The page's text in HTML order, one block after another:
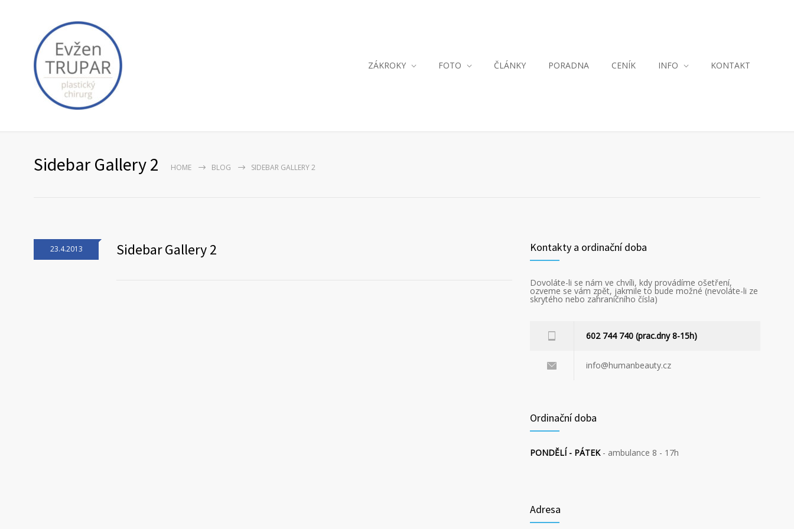
ZÁKROKY FOTO ČLÁNKY PORADNA CENÍK INFO KONTAKT
Sidebar Gallery 2 HOME BLOG SIDEBAR GALLERY 2
23.4.2013 Sidebar Gallery 2 Kontakty a ordinační doba
Dovoláte-li se nám ve chvíli, kdy provádíme ošetření,
ozveme se vám zpět, jakmile to bude možné (nevoláte-li ze
skrytého nebo zahraničního čísla)
602 744 740 (prac.dny 8-15h)
info@humanbeauty.cz
Ordinační doba
PONDĚLÍ - PÁTEK - ambulance 8 - 17h
Adresa